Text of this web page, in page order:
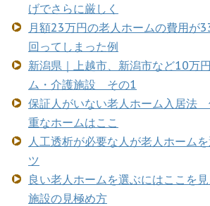
げでさらに厳しく
月額23万円の老人ホームの費用が
回ってしまった例
新潟県｜上越市、新潟市など10万
ム・介護施設 その1
保証人がいない老人ホーム入居法
重なホームはここ
人工透析が必要な人が老人ホーム
ツ
良い老人ホームを選ぶにはここを
施設の見極め方